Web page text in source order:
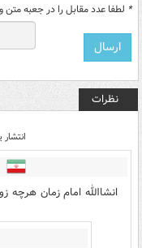
* لطفا عدد مقابل را در جعبه متن
نظرات
انتشار
انشاالله امام زمان هرچه